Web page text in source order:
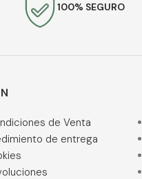
100% SEGURO
de Venta
de entrega